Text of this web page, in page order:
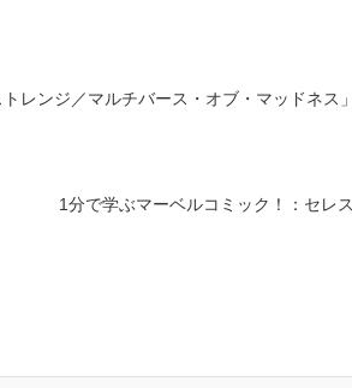
トレンジ／マルチバース・オブ・マッドネス
1分で学ぶマーベルコミック！：セレ